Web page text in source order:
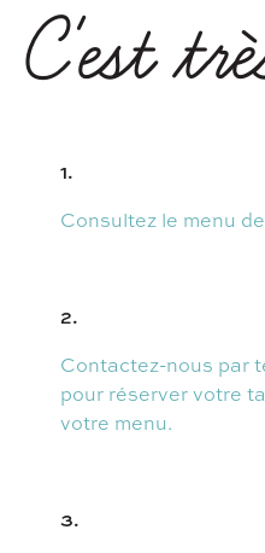
C'est
1.
Consultez le menu
2.
Contactez-nous par
pour réserver votre
votre menu.
3.